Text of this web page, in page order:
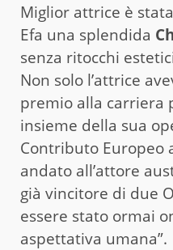
Miglior attrice è
Efa una splendida
senza ritocchi
Non solo l’attrice
premio alla carriera
insieme della sua
Contributo Europeo
andato all’attore
già vincitore di due
essere stato ormai
aspettativa umana”.